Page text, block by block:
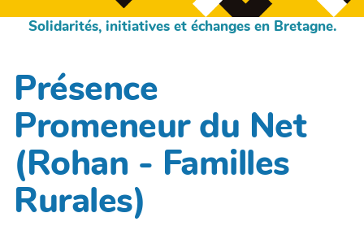
Solidarités, initiatives et échanges en Bretagne.
Présence
Promeneur du Net
(Rohan - Familles
Rurales)